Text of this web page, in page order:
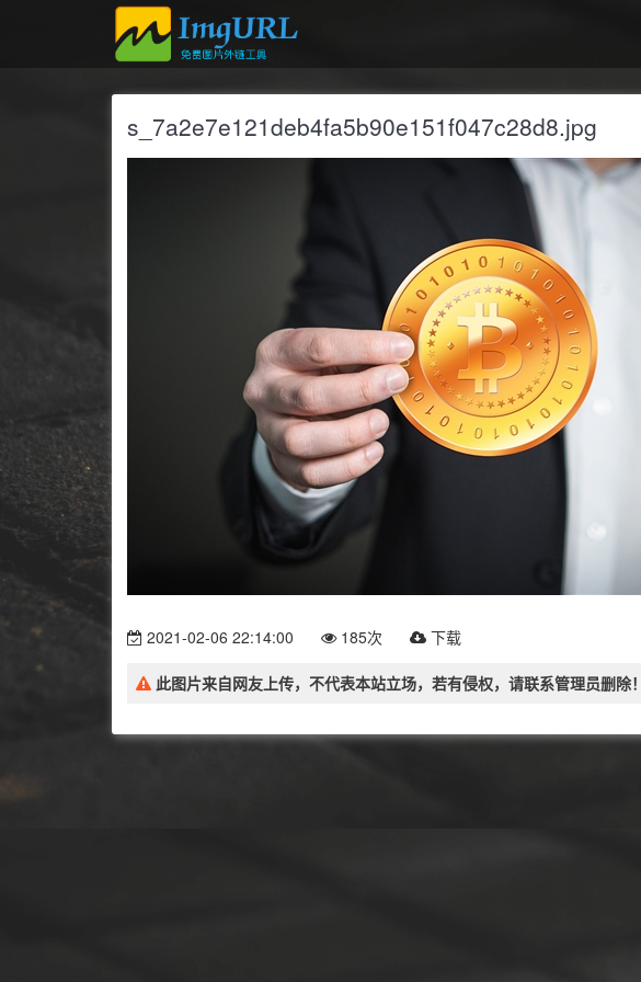
s_7a2e7e121deb4fa5b90e151f047c28d8.jpg
2021-02-06 22:14:00 185次 下载
此图片来自网友上传，不代表本站立场，若有侵权，请联系管理员删除！